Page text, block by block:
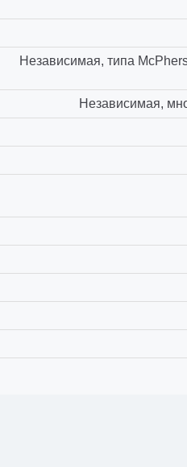
Независимая, типа
Независимая,